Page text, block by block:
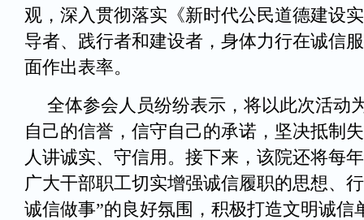
观，深入贯彻落实《新时代公民道德建设
导者、践行者和建设者，身体力行在诚信
面作出表率。
全体参会人员纷纷表示，将以此次活动
自己的信誉，信守自己的承诺，坚决抵制
人讲诚实、守信用。接下来，该院还将每
广大干部职工切实增强诚信履职的思想、
诚信做事”的良好氛围，积极打造文明诚